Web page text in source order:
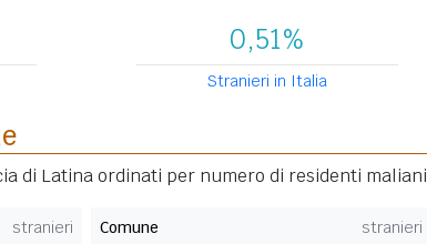
0,51%
Stranieri in Italia
di Latina ordinati per numero di residenti maliani
stranieri
Comune
stranieri